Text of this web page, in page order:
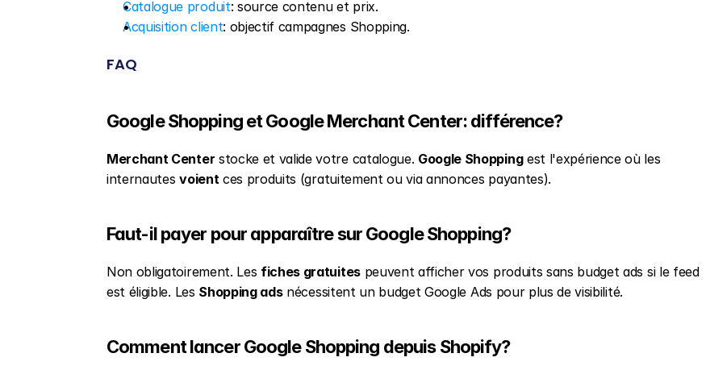
Catalogue produit: source contenu et prix.
Acquisition client: objectif campagnes Shopping.
FAQ
Google Shopping et Google Merchant Center: différence?
Merchant Center stocke et valide votre catalogue. Google Shopping est l'expérience où les
internautes voient ces produits (gratuitement ou via annonces payantes).
Faut-il payer pour apparaître sur Google Shopping?
Non obligatoirement. Les fiches gratuites peuvent afficher vos produits sans budget ads si le feed
est éligible. Les Shopping ads nécessitent un budget Google Ads pour plus de visibilité.
Comment lancer Google Shopping depuis Shopify?